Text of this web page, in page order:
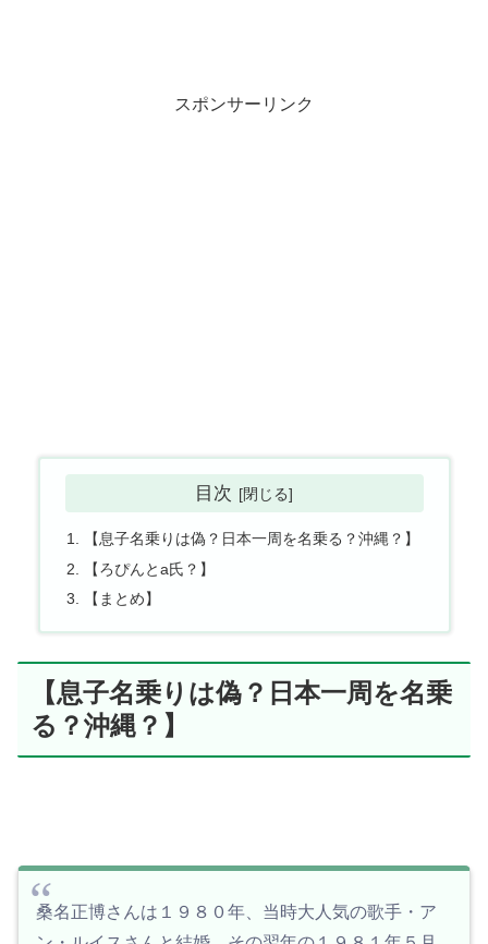
スポンサーリンク
目次
【息子名乗りは偽？日本一周を名乗る？沖縄？】
【ろぴんとa氏？】
【まとめ】
【息子名乗りは偽？日本一周を名乗
る？沖縄？】
桑名正博さんは１９８０年、当時大人気の歌手・ア